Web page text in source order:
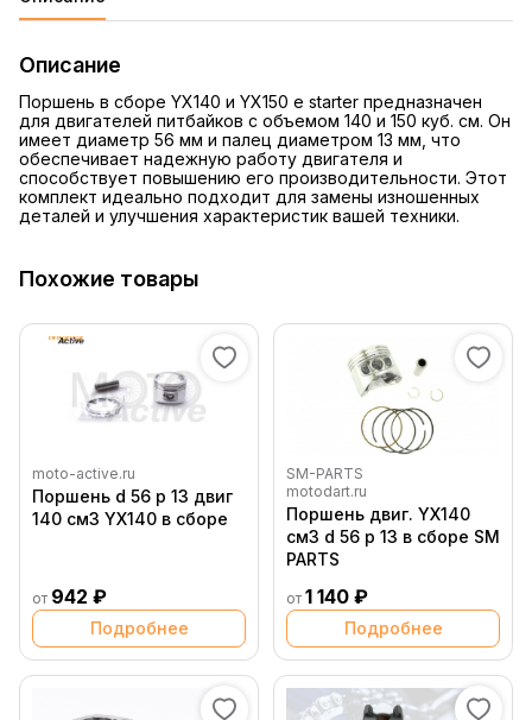
Описание
Поршень в сборе YX140 и YX150 e starter предназначен
для двигателей питбайков с объемом 140 и 150 куб. см. Он
имеет диаметр 56 мм и палец диаметром 13 мм, что
обеспечивает надежную работу двигателя и
способствует повышению его производительности. Этот
комплект идеально подходит для замены изношенных
деталей и улучшения характеристик вашей техники.
Похожие товары
moto-active.ru
Поршень d 56 p 13 двиг
140 см3 YX140 в сборе
от 942 ₽
Подробнее
SM-PARTS
motodart.ru
Поршень двиг. YX140
см3 d 56 p 13 в сборе SM
PARTS
от 1 140 ₽
Подробнее